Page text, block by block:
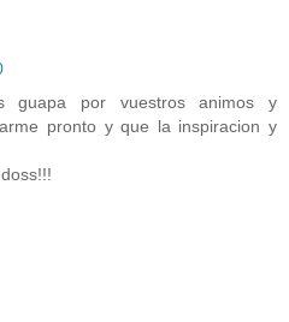
guapa por vuestros animos y
pronto y que la inspiracion y